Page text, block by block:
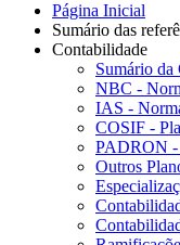
Página Inicial
Sumário das
Contabilidade
Sumário da
NBC -
IAS -
COSIF -
PADRON -
Outros